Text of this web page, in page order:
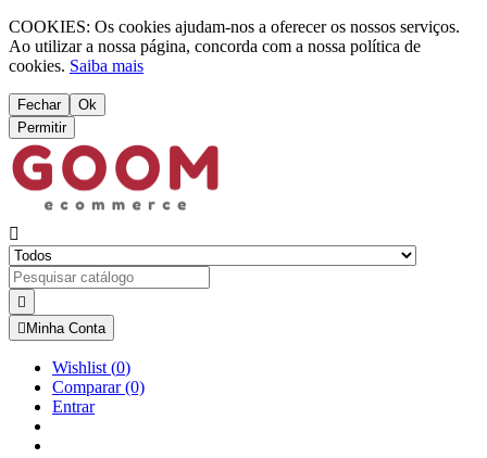
COOKIES: Os cookies ajudam-nos a oferecer os nossos serviços.
Ao utilizar a nossa página, concorda com a nossa política de
cookies. Saiba mais
Fechar
Ok
Permitir


 Minha Conta
Wishlist (0)
Comparar(0)
Entrar